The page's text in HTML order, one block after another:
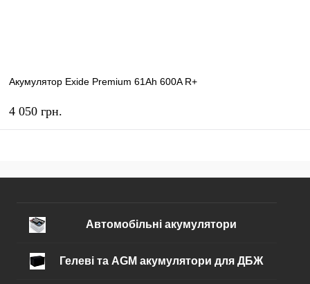
Акумулятор Exide Premium 61Ah 600A R+
4 050 грн.
Автомобільні акумулятори
Гелеві та AGM акумулятори для ДБЖ